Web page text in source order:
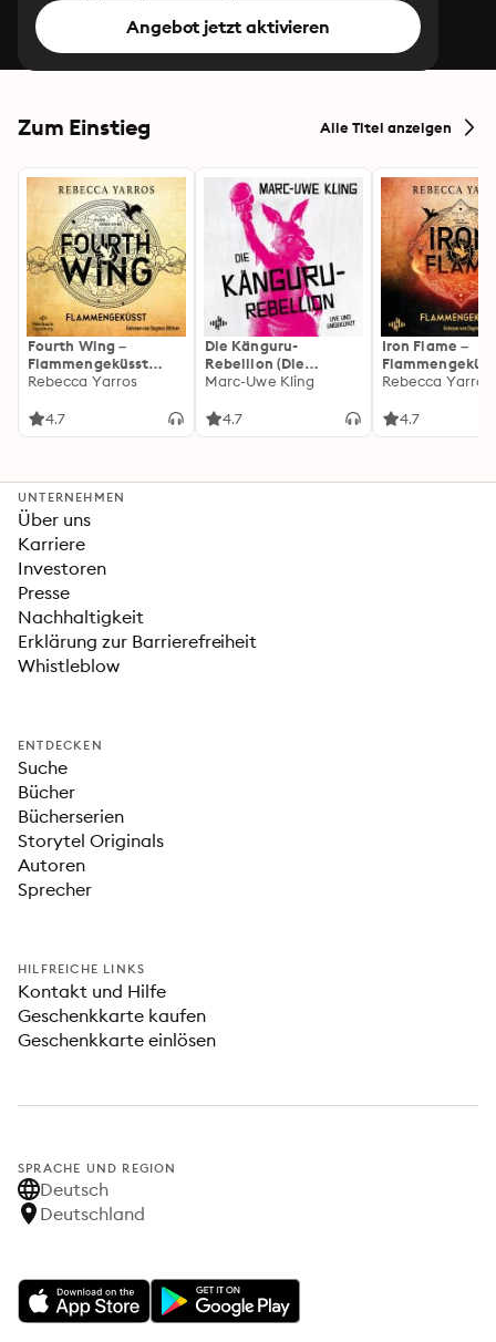
Angebot jetzt aktivieren
Zum Einstieg Alle Titel anzeigen
Fourth Wing –
Flammengeküsst
(Flammengeküsst-
Rebecca Yarros
4.7
Die Känguru-
Rebellion (Die
Känguru-Werke 5)
Marc-Uwe Kling
4.7
Iron Flame –
heißersehnte
Rebecca Yarros
4.7
UNTERNEHMEN
Über uns
Karriere
Investoren
Presse
Nachhaltigkeit
Erklärung zur Barrierefreiheit
Whistleblow
ENTDECKEN
Suche
Bücher
Bücherserien
Storytel Originals
Autoren
Sprecher
HILFREICHE LINKS
Kontakt und Hilfe
Geschenkkarte kaufen
Geschenkkarte einlösen
SPRACHE UND REGION
Deutsch
Deutschland